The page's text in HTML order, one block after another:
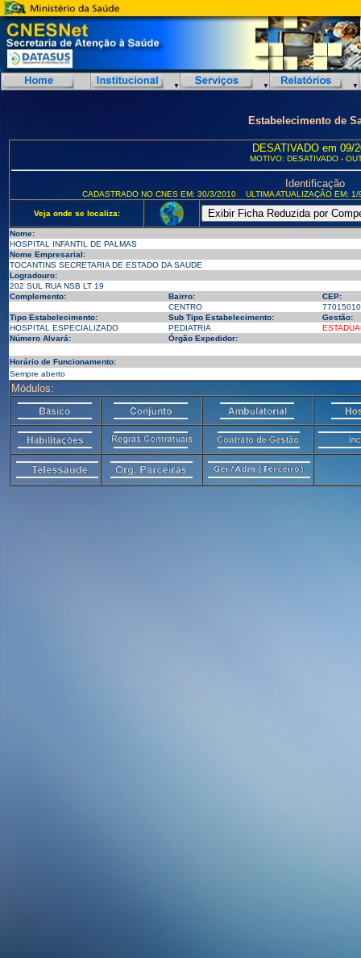
Estabelecimento de
DESATIVADO em 09/
MOTIVO: DESATIVADO -
Identificação
CADASTRADO NO CNES EM: 30/3/2010 ULTIMA ATUALIZAÇÃO EM:
Veja onde se localiza:
Nome:
HOSPITAL INFANTIL DE PALMAS
Nome Empresarial:
TOCANTINS SECRETARIA DE ESTADO DA SAUDE
Logradouro:
202 SUL RUA NSB LT 19
Complemento:
Bairro:
CEP:
CENTRO
77015010
Tipo Estabelecimento:
Sub Tipo Estabelecimento:
Gestão:
HOSPITAL ESPECIALIZADO
PEDIATRIA
Número Alvará:
Órgão Expedidor:
Horário de Funcionamento:
Sempre aberto
Módulos: